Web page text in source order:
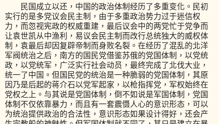
民国成立以还，中国的政治体制经历了多重变化。民初
实行的是多党议会民主制，由于多重政治势力过于迷信权
力，而忽视宪政的权威重建，最后议会中的两党忙于党争而
让袁世凯从中渔利，易议会民主制而改行总统独大的威权体
制，袁最后却因复辟帝制而身败名裂。在经历了混乱的北洋
军阀统治之后，南方的国民党借鉴苏俄的党国体制，以党统
政，以党统军，广泛实行社会动员，最终完成了北伐大业，
统一了中国。但国民党的统治是一种脆弱的党国体制，其原
因乃是后起的蒋介石以党军起家，以枪指挥党，军权始终在
党权之上。与其说是党国体制，倒不如说是军国体制，党国
体制不仅依靠暴力，而且有一套震慑人心的意识形态，可以
为统治提供政治的合法性，意识形态如果设计得好，还会产